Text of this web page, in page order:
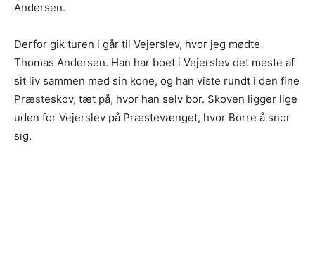
Andersen.
Derfor gik turen i går til Vejerslev, hvor jeg mødte
Thomas Andersen. Han har boet i Vejerslev det meste af
sit liv sammen med sin kone, og han viste rundt i den fine
Præsteskov, tæt på, hvor han selv bor. Skoven ligger lige
uden for Vejerslev på Præstevænget, hvor Borre å snor
sig.